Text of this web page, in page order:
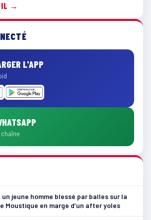
→
L'APP
jeune homme blessé par balles sur la
Moustique en marge d’un after yoles